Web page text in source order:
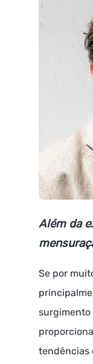
Além da
Se por
surgimento
tendências